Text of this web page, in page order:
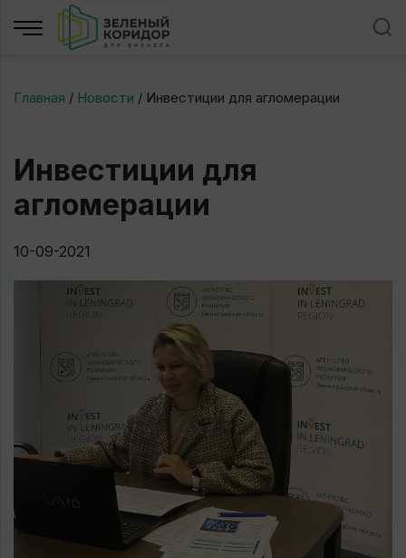
Главная / Новости / Инвестиции для агломерации
Инвестиции для
агломерации
10-09-2021